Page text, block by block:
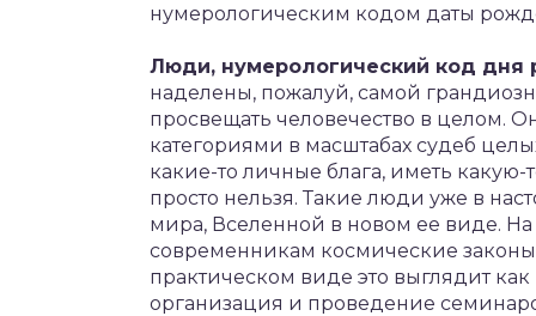
нумерологическим кодом даты
Люди, нумерологический код
наделены, пожалуй, самой
просвещать человечество в целом.
категориями в масштабах судеб
какие-то личные блага, иметь
просто нельзя. Такие люди уже в
мира, Вселенной в новом ее виде. На
современникам космические
практическом виде это выглядит
организация и проведение